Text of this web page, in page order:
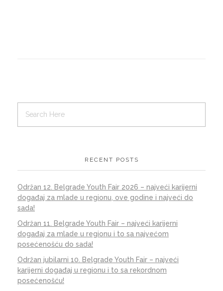
RECENT POSTS
Održan 12. Belgrade Youth Fair 2026 – najveći karijerni
događaj za mlade u regionu, ove godine i najveći do
sada!
Održan 11. Belgrade Youth Fair – najveći karijerni
događaj za mlade u regionu i to sa najvećom
posećenošću do sada!
Održan jubilarni 10. Belgrade Youth Fair – najveći
karijerni događaj u regionu i to sa rekordnom
posećenošću!